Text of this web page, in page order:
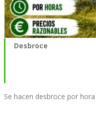
Desbroce
Se hacen desbroce por